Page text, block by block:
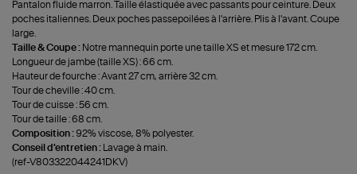
Pantalon fluide marron. Taille élastiquée avec passants pour ceinture. Deux
poches italiennes. Deux poches passepoilées à l'arrière. Plis à l'avant. Coupe
large.
Taille & Coupe : Notre mannequin porte une taille XS et mesure 172 cm.
Longueur de jambe (taille XS) : 66 cm.
Hauteur de fourche : Avant 27 cm, arrière 32 cm.
Tour de cheville : 40 cm.
Tour de cuisse : 56 cm.
Tour de taille : 68 cm.
Composition : 92% viscose, 8% polyester.
Conseil d'entretien :
Lavage à main.
(ref-V803322044241DKV)